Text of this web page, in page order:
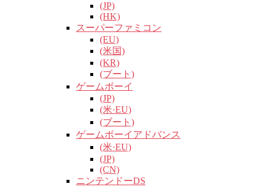
(JP)
(HK)
スーパーファミコン
(EU)
(米国)
(KR)
(ブート)
ゲームボーイ
(JP)
(米·EU)
(ブート)
ゲームボーイアドバンス
(米·EU)
(JP)
(CN)
ニンテンドーDS